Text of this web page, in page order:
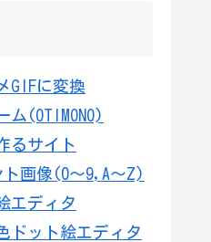
GIFに変換
(OTIMONO)
るサイト
ト画像(0～9,A～Z)
エディタ
ドット絵エディタ